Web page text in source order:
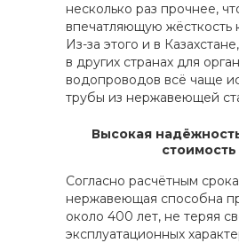
несколько раз прочнее,
впечатляющую жёсткость
Из-за этого и в
в других странах для
водопроводов всё чаще
трубы из нержавеющей
Высокая
стоимость
Согласно расчётным
нержавеющая способна
около 400 лет, не теряя
эксплуатационных